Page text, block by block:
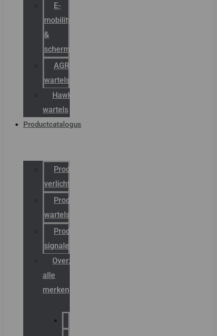
E-
mobility
&
schermstromen
AGRO
wartels
Hawke
wartels
Productcatalogus
Productcatalogus
verlichting
Productcatalogus
wartels
Productcatalogus
signalering
Overzicht
alle
merken